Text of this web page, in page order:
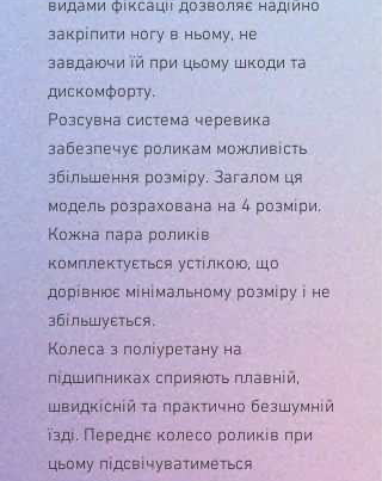
видами фіксації дозволяє надійно
закріпити ногу в ньому, не
завдаючи їй при цьому шкоди та
дискомфорту.
Розсувна система черевика
забезпечує роликам можливість
збільшення розміру. Загалом ця
модель розрахована на 4 розміри.
Кожна пара роликів
комплектується устілкою, що
дорівнює мінімальному розміру і не
збільшується.
Колеса з поліуретану на
підшипниках сприяють плавній,
швидкісній та практично безшумній
їзді. Переднє колесо роликів при
цьому підсвічуватиметься